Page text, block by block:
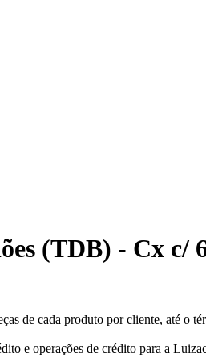
(TDB) - Cx c/
de cada produto por cliente, até o
e operações de crédito para a